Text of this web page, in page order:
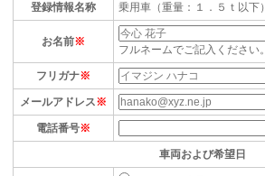
登録情報名称 乗用車（重量：１．５ｔ以下）
お名前※
フルネームでご記入ください。
フリガナ※
メールアドレス※
電話番号※
車両および希望日